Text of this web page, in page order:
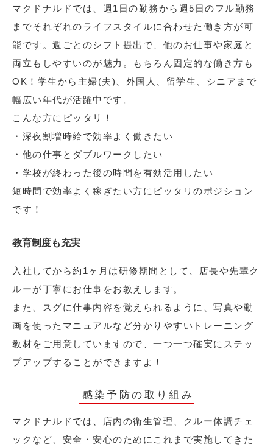
マクドナルドでは、週1日の勤務から週5日のフル勤務
までそれぞれのライフスタイルに合わせた働き方が可
能です。週ごとのシフト提出で、他のお仕事や家庭と
両立もしやすいのが魅力。もちろん固定的な働き方も
OK！学生から主婦(夫)、外国人、留学生、シニアまで
幅広い年代が活躍中です。
こんな方にピッタリ！
・深夜割増時給で効率よく働きたい
・他の仕事とダブルワークしたい
・学校が終わった後の時間を有効活用したい
短時間で効率よく稼ぎたい方にピッタリのポジション
です！
教育制度も充実
入社してから約1ヶ月は研修期間として、店長や先輩ク
ルーが丁寧にお仕事をお教えします。
また、スグに仕事内容を覚えられるように、写真や動
画を使ったマニュアルなど分かりやすいトレーニング
教材をご用意していますので、一つ一つ確実にステッ
プアップすることができますよ！
感染予防の取り組み
マクドナルドでは、店内の衛生管理、クルー体調チェ
ックなど、安全・安心のためにこれまで実施してきた